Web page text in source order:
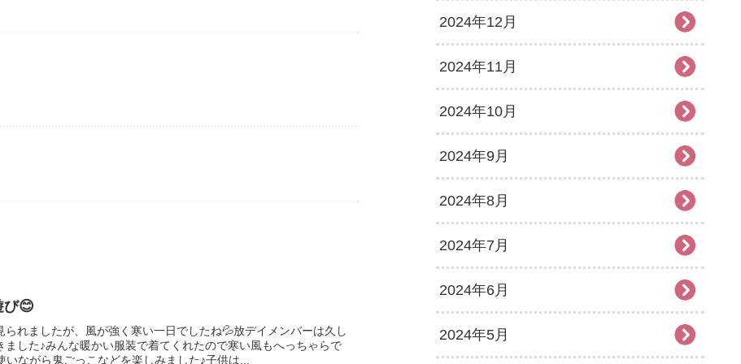
び😊
れましたが、風が強く寒い一日でしたね💦放デイメンバーは久し
ました♪みんな暖かい服装で着てくれたので寒い風もへっちゃらで
ながら鬼ごっこなどを楽しみました♪子供は...
2024年12月
2024年11月
2024年10月
2024年9月
2024年8月
2024年7月
2024年6月
2024年5月